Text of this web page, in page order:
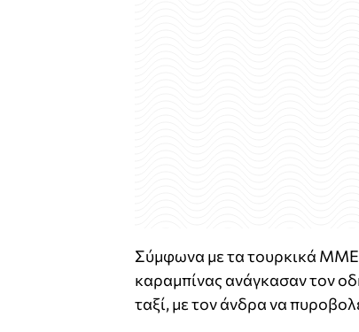
Σύμφωνα με τα τουρκικά ΜΜΕ,
καραμπίνας ανάγκασαν τον
ταξί, με τον άνδρα να